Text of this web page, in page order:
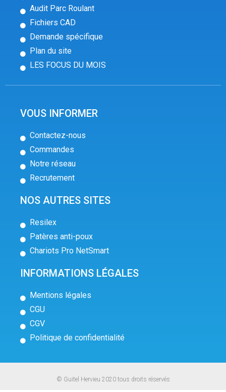
Audit Parc Roulant
Fichiers CAD
Demande spécifique
Plan du site
LES FOCUS DU MOIS
VOUS INFORMER
Contactez-nous
Commandes
Notre réseau
Recrutement
NOS AUTRES SITES
Resilex
Patères anti-poux
Chariots Pro NetSmart
INFORMATIONS LÉGALES
Mentions légales
CGU
CGV
Politique de confidentialité
© Guitel Hervieu 2020 tous droits réservés